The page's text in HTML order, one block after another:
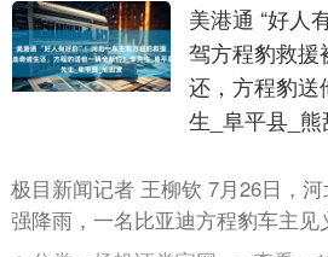
美港通 “好人
驾方程豹救援
还，方程豹送
生_阜平县_熊
极目新闻记者 王柳钦 7月26日，
强降雨，一名比亚迪方程豹车主见
援，却因水势太大遇险，最终脱困